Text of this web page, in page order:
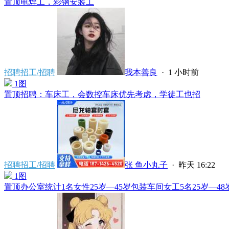
置顶电焊工，彩钢安装工
招聘招工/招聘 我本善良 · 1 小时前
1图
置顶招聘：车床工，会数控车床优先考虑，学徒工也招
招聘招工/招聘 张 鱼小丸子 · 昨天 16:22
1图
置顶办公室统计1名女性25岁—45岁包装车间女工5名25岁—48